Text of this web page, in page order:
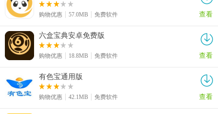
购物优惠 57.0MB 免费软件 查看
六盒宝典安卓免费版
购物优惠 18.8MB 免费软件 查看
有色宝通用版
购物优惠 42.1MB 免费软件 查看